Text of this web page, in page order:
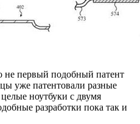
не первый подобный патент
уже патентовали разные
ноутбуки с двумя
разработки пока так и